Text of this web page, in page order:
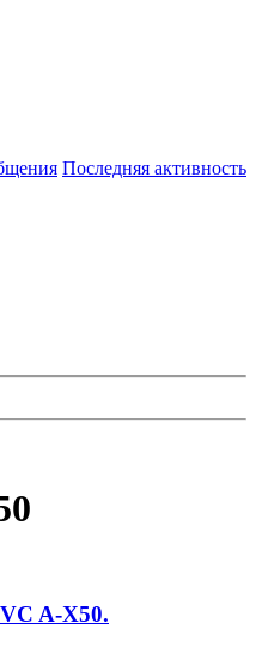
Последняя активность
A-X50.